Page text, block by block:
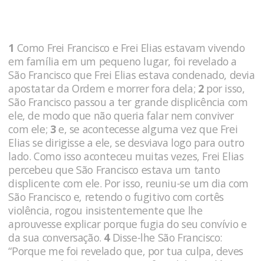
1 Como Frei Francisco e Frei Elias estavam vivendo
em família em um pequeno lugar, foi revelado a
São Francisco que Frei Elias estava condenado, devia
apostatar da Ordem e morrer fora dela; 2por isso,
São Francisco passou a ter grande displicência com
ele, de modo que não queria falar nem conviver
com ele; 3e, se acontecesse alguma vez que Frei
Elias se dirigisse a ele, se desviava logo para outro
lado. Como isso aconteceu muitas vezes, Frei Elias
percebeu que São Francisco estava um tanto
displicente com ele. Por isso, reuniu-se um dia com
São Francisco e, retendo o fugitivo com cortês
violência, rogou insistente­mente que lhe
aprouvesse explicar porque fugia do seu convívio e
da sua conversação. 4 Disse-lhe São Francisco:
“Porque me foi revelado que, por tua culpa, deves